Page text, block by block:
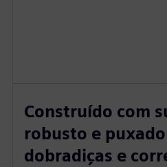
Construído com
robusto e
dobradiças e